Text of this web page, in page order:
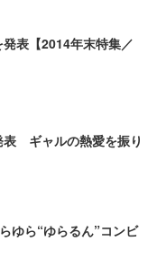
表【2014年末特集／
表 ギャルの熱愛を振り
ゆら“ゆらるん”コンビ